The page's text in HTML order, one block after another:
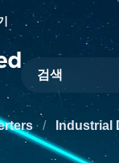
Site Search
/ Industrial